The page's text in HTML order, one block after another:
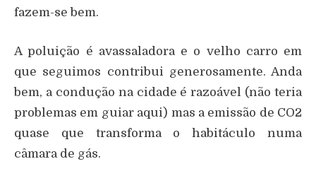
fazem-se bem.
A poluição é avassaladora e o velho carro em
que seguimos contribui generosamente. Anda
bem, a condução na cidade é razoável (não teria
problemas em guiar aqui) mas a emissão de CO2
quase que transforma o habitáculo numa
câmara de gás.